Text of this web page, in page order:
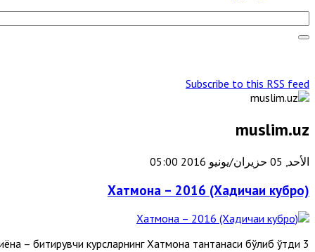
Subscribe to this RSS feed
muslim.uz
الأحد, 05 حزيران/يونيو 2016 05:00
Хатмона – 2016 (Хадичаи кубро)
3 июнь куни Хадичаи Кубро аёл-қизлар билим юртида катта шодиёна – битирувчи курсларнинг Хатмона тантанаси бўлиб ўтди.